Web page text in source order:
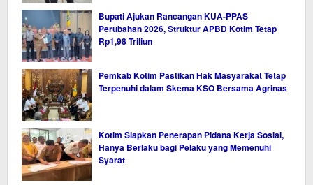
Bupati Ajukan Rancangan KUA-PPAS
Perubahan 2026, Struktur APBD Kotim Tetap
Rp1,98 Triliun
Pemkab Kotim Pastikan Hak Masyarakat Tetap
Terpenuhi dalam Skema KSO Bersama Agrinas
Kotim Siapkan Penerapan Pidana Kerja Sosial,
Hanya Berlaku bagi Pelaku yang Memenuhi
Syarat